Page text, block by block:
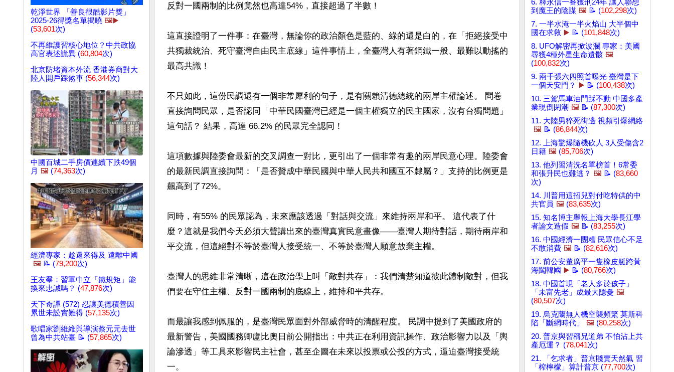
乾淨世界 「善良很酷影片獎」
2025-26得獎名單揭曉 🖼️▶️
(53,601次)
不再維護習核心地位？中共政協
高官表述詭異 (60,804次)
北京防堵資本外流 香港券商對大
陸人開戶踩煞車 (56,344次)
中國百城二手房價連續下跌49個
月 🖼️ (74,363次)
經濟專家：趁還來得及 遠離中國
🖼️ 📝 (79,200次)
王友羣：習軍中立「鐵規矩」能
換來忠誠嗎？ (47,876次)
天下奇譚 (572) 忍讓美德積善因
累世未訟實難得 (57,135次)
歌唱家劉維維與導演蔡元元去世
曾為中共站臺 📝 (57,865次)
反對一國兩制的比例竟然也高達54%，直接超過了半數！
這直接證明了一件事：在臺灣，無論你的政治顏色是藍的、綠的還是白的，在「拒絕接受中
共獨裁統治、死守臺灣自由民主底線」這件事情上，全臺灣人有著鋼鐵一般、最難以動搖的
最高共識！
不只如此，這份民調還有一個非常犀利的句子，是有關賴清德總統的兩岸主權論述。 問卷
直接詢問民眾，是否認同「中華民國臺灣已經是一個主權獨立的民主國家，沒有台獨問題」
這句話？ 結果，高達 66.2% 的民眾完全認同！
這項數據與陸委會最新的交叉調查一對比，更引出了一個非常有趣的兩岸民意心理。陸委會
的最新民調直接詢問：「是否贊成中華民國與中華人民共和國互不隸屬？」支持的比例更是
飆高到了72%。
同時，有55% 的民眾認為，未來應該透過「對話與交流」來維持兩岸和平。 這代表了什
麼？這就是我們今天必須大聲講出來的臺灣真實民意畫像——臺灣人期待對話，期待兩岸和
平交流，但這絕對不等於臺灣人接受統一、不等於臺灣人願意放棄主權。
臺灣人的思維非常清晰，這在政治學上叫「敵對共存」：我們清楚知道彼此體制敵對，但我
們要在守住主權、反對一國兩制的底線上，維持和平共存。
而最讓我感到佩服的，是臺灣民眾面對外部威脅時的清醒程度。 民調中提到了美國政府的
最新警告，美國國務卿盧比奧日前公開指出：中共正在利用資訊操作、政治影響力以及「輿
論滲透」等工具來影響民主社會，甚至企圖在未來以投票或公投的方式，逼迫臺灣接受統
一。
6. 釋永信一審獲刑24年 讓人聯想
到魔王的陰謀 🖼️ 📝 (102,298次)
7. 一半水淹一半火焰山 大半個中
國在求救 ▶️ 📝 (101,848次)
8. UFO解密再掀波瀾 專家：美國
尋獲4種外星生命遺骸 🖼️
(100,832次)
9. 兩千張六四照首曝光 臺灣是下
一個天安門？
▶️ 📝 (100,438次)
10. 三駕馬車油門踩不動 中國多產
業現倒閉潮 🖼️ 📝 (87,300次)
11. 大陸男猝死街邊 視頻引爆網絡
🖼️ 📝 (86,844次)
12. 上海驚爆隨機砍人 3人受傷含2
日籍 🖼️ (85,706次)
13. 他列習清洗名單榜首！6常委
和張升民也難逃？ 🖼️ 📝 (83,660
次)
14. 川普用這招兒對付吃特供的中
共官員 🖼️ (83,635次)
15. 知名博主舉報上海大學長江學
者論文造假 🖼️ 📝 (83,255次)
16. 中國經濟一團糟 民眾信心不足
不敢消費 🖼️ 📝 (82,616次)
17. 前公安董廣平一隻橡皮艇跨黃
海闖韓國 ▶️ 📝 (80,766次)
18. 中國首現「老人多於孩子」
「未富先老」成最大隱憂 🖼️
(80,507次)
19. 烏克蘭無人機空襲頻繁 莫斯科
陷「斷網時代」
🖼️ (80,258次)
20. 普京與習稱兄道弟 不怕沾上共
產厄運？ (78,041次)
21. 「乞求者」普京賤賣天然氣 習
「榨檸檬」算計普京 (77,700次)